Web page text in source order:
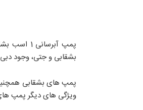
بشقابی و جتی، وجود
پمپ های بشقابی همچنین
ویژگی های دیگر پمپ